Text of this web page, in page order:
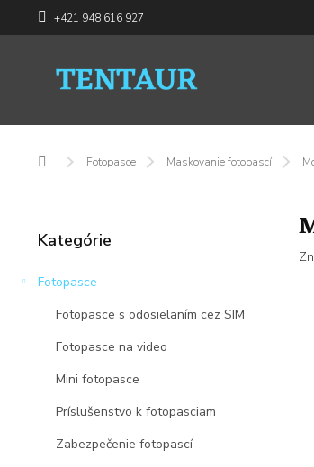
+421 948 616 927
DomovFotopasce Maskovanie fotopascí
o
č
ý
kategórie
Kategórie
Fotopasce
Fotopasce s odosielaním cez SIM
Fotopasce na video
Mini fotopasce
Príslušenstvo k fotopasciam
Zabezpečenie fotopascí